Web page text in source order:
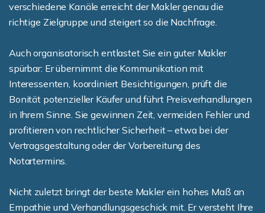
verschiedene Kanäle erreicht der Makler genau die
richtige Zielgruppe und steigert so die Nachfrage.
Auch organisatorisch entlastet Sie ein guter Makler
spürbar: Er übernimmt die Kommunikation mit
Interessenten, koordiniert Besichtigungen, prüft die
Bonität potenzieller Käufer und führt Preisverhandlungen
in Ihrem Sinne. Sie gewinnen Zeit, vermeiden Fehler und
profitieren von rechtlicher Sicherheit – etwa bei der
Vertragsgestaltung oder der Vorbereitung des
Notartermins.
Nicht zuletzt bringt der beste Makler ein hohes Maß an
Empathie und Verhandlungsgeschick mit. Er versteht Ihre